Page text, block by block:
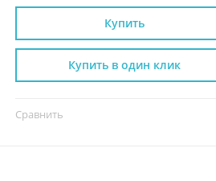
Купить
Сравнить
Купить в один клик